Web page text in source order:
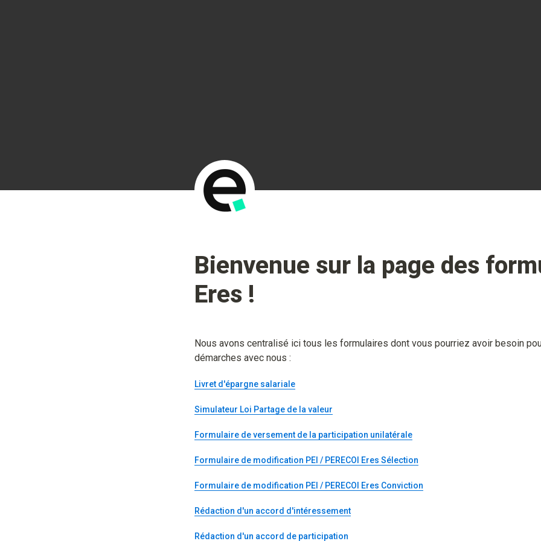
Bienvenue sur la page des
Eres !
Nous avons centralisé ici tous les formulaires dont vous pourriez avoir besoin
démarches avec nous :
Livret d'épargne salariale
Simulateur Loi Partage de la valeur
Formulaire de versement de la participation unilatérale
Formulaire de modification PEI / PERECOI Eres Sélection
Formulaire de modification PEI / PERECOI Eres Conviction
Rédaction d'un accord d'intéressement
Rédaction d'un accord de participation